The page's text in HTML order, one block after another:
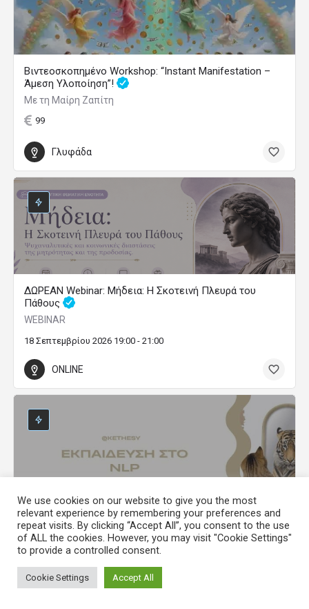
Βιντεοσκοπημένο Workshop: “Instant Manifestation –
Άμεση Υλοποίηση”!
Με τη Μαίρη Ζαπίτη
99
Γλυφάδα
ΔΩΡΕΑΝ Webinar: Μήδεια: Η Σκοτεινή Πλευρά του
Πάθους
WEBINAR
18 Σεπτεμβρίου 2026 19:00 - 21:00
ONLINE
Εκπαιδευτικό Πρόγραμμα «Nlp Practitioner»
Εξάμηνα Εκπαιδευτικά Προγράμματα
600
ONLINE
We use cookies on our website to give you the most
relevant experience by remembering your preferences and
repeat visits. By clicking “Accept All”, you consent to the use
of ALL the cookies. However, you may visit "Cookie Settings"
to provide a controlled consent.
Cookie Settings Accept All